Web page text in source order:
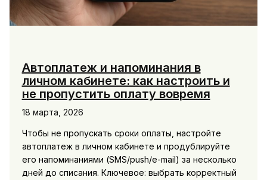
Автоплатеж и напоминания в
личном кабинете: как настроить и
не пропустить оплату вовремя
18 марта, 2026
Чтобы не пропускать сроки оплаты, настройте
автоплатеж в личном кабинете и продублируйте
его напоминаниями (SMS/push/e-mail) за несколько
дней до списания. Ключевое: выбрать корректный